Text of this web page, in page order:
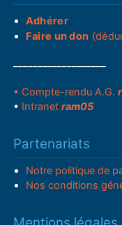
Adhérer
Faire un don
• Compte-rendu A.G.
• Intranetram05
Partenariats
Notre politique de
Nos conditions